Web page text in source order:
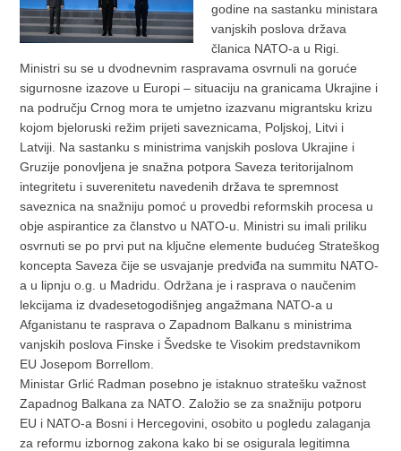
godine na sastanku ministara
vanjskih poslova država
članica NATO-a u Rigi.
Ministri su se u dvodnevnim raspravama osvrnuli na goruće
sigurnosne izazove u Europi – situaciju na granicama Ukrajine i
na području Crnog mora te umjetno izazvanu migrantsku krizu
kojom bjeloruski režim prijeti saveznicama, Poljskoj, Litvi i
Latviji. Na sastanku s ministrima vanjskih poslova Ukrajine i
Gruzije ponovljena je snažna potpora Saveza teritorijalnom
integritetu i suverenitetu navedenih država te spremnost
saveznica na snažniju pomoć u provedbi reformskih procesa u
obje aspirantice za članstvo u NATO-u. Ministri su imali priliku
osvrnuti se po prvi put na ključne elemente budućeg Strateškog
koncepta Saveza čije se usvajanje predviđa na summitu NATO-
a u lipnju o.g. u Madridu. Održana je i rasprava o naučenim
lekcijama iz dvadesetogodišnjeg angažmana NATO-a u
Afganistanu te rasprava o Zapadnom Balkanu s ministrima
vanjskih poslova Finske i Švedske te Visokim predstavnikom
EU Josepom Borrellom.
Ministar Grlić Radman posebno je istaknuo stratešku važnost
Zapadnog Balkana za NATO. Založio se za snažniju potporu
EU i NATO-a Bosni i Hercegovini, osobito u pogledu zalaganja
za reformu izbornog zakona kako bi se osigurala legitimna